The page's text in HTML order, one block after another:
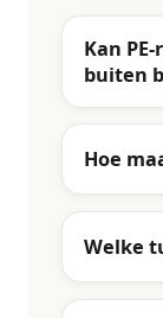
Kan
buiten
Hoe
Welke